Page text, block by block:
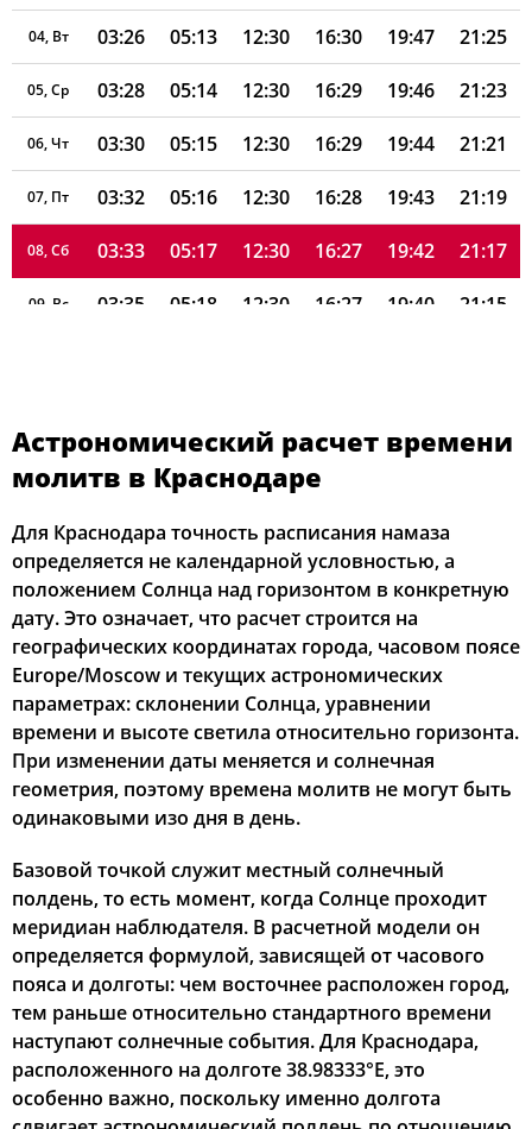
04, Вт 03:26 05:13 12:30 16:30 19:47 21:25
05, Ср 03:28 05:14 12:30 16:29 19:46 21:23
06, Чт 03:30 05:15 12:30 16:29 19:44 21:21
07, Пт 03:32 05:16 12:30 16:28 19:43 21:19
08, Сб 03:33 05:17 12:30 16:27 19:42 21:17
09, Вс 03:35 05:18 12:30 16:27 19:40 21:15
12, Ср 05:22 12:29 19:36
14, Пт 03:44 05:24 12:29 16:23 19:33
15, Сб 03:46 05:25 12:29 16:22 19:31
16, Вс 03:47 05:27 12:28 16:22 19:29
17, Пн 03:49 05:28 12:28 16:21 19:28 20:59
18, Вт 03:51 05:29 12:28 16:20 19:26 20:57
20, Чт 03:54 05:31 12:27 16:18 19:23 20:53
21, Пт 03:56 05:33 12:27 16:17 19:21 20:51
03:57 05:34 12:27 16:16 19:19 20:49
23, Вс 03:59 05:35 12:27 16:16 19:18 20:47
24, Пн 04:01 05:36 12:26 16:15 19:16
Астрономический расчет времени
молитв в Краснодаре
Для Краснодара точность расписания намаза
определяется не календарной условностью, а
положением Солнца над горизонтом в конкретную
дату. Это означает, что расчет строится на
географических координатах города, часовом поясе
Europe/Moscow и текущих астрономических
параметрах: склонении Солнца, уравнении
времени и высоте светила относительно горизонта.
При изменении даты меняется и солнечная
геометрия, поэтому времена молитв не могут быть
одинаковыми изо дня в день.
Базовой точкой служит местный солнечный
полдень, то есть момент, когда Солнце проходит
меридиан наблюдателя. В расчетной модели он
определяется формулой, зависящей от часового
пояса и долготы: чем восточнее расположен город,
тем раньше относительно стандартного времени
наступают солнечные события. Для Краснодара,
расположенного на долготе 38.98333°E, это
особенно важно, поскольку именно долгота